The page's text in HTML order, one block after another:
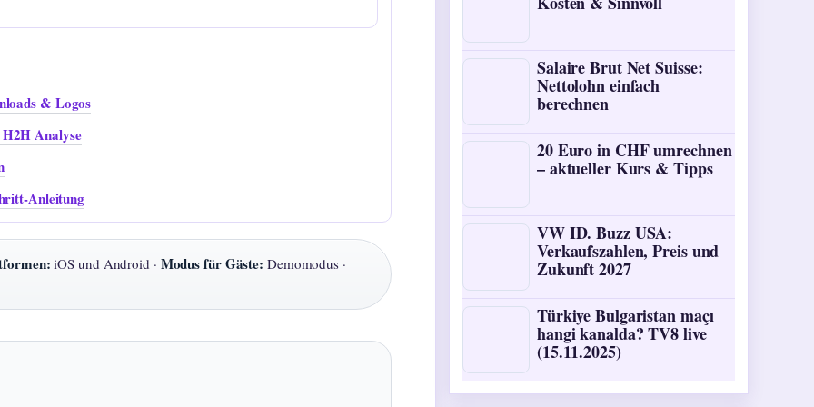
& Logos
Analyse
Anleitung
iOS und Android · Modus für Gäste: Demomodus ·
Salaire Brut Net Suisse:
Nettolohn einfach
berechnen
20 Euro in CHF umrechnen
– aktueller Kurs & Tipps
VW ID. Buzz USA:
Verkaufszahlen, Preis und
Zukunft 2027
Türkiye Bulgaristan maçı
hangi kanalda? TV8 live
(15.11.2025)